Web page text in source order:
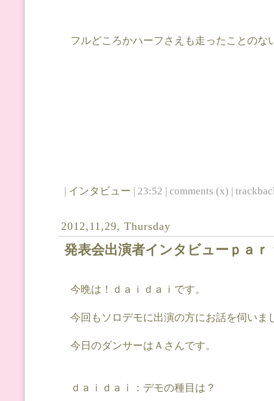
フルどころかハーフさえも走ったことのな
| インタビュー | 23:52 | comments (x) |
2012,11,29, Thursday
発表会出演者インタビューｐａｒ
今晩は！ｄａｉｄａｉです。
今回もソロデモに出演の方にお話を伺いま
今日のダンサーはＡさんです。
ｄａｉｄａｉ：デモの種目は？